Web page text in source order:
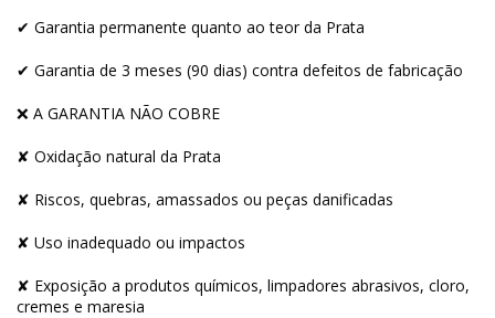
✔ Garantia permanente quanto ao teor da Prata
✔ Garantia de 3 meses (90 dias) contra defeitos de fabricação
❌ A GARANTIA NÃO COBRE
✘ Oxidação natural da Prata
✘ Riscos, quebras, amassados ou peças danificadas
✘ Uso inadequado ou impactos
✘ Exposição a produtos químicos, limpadores abrasivos, cloro,
cremes e maresia